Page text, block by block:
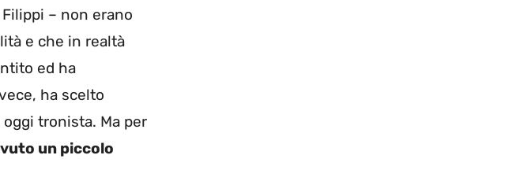
– non erano
e che in realtà
ed ha
ha scelto
tronista. Ma per
un piccolo